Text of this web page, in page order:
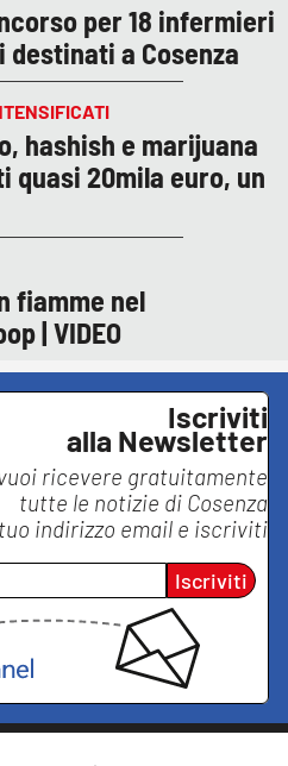
per 18 infermieri
a Cosenza
hashish e marijuana
quasi 20mila euro, un
fiamme nel
| VIDEO
Iscriviti
alla Newsletter
ricevere gratuitamente
tutte le notizie di Cosenza
indirizzo email e iscriviti
Iscriviti